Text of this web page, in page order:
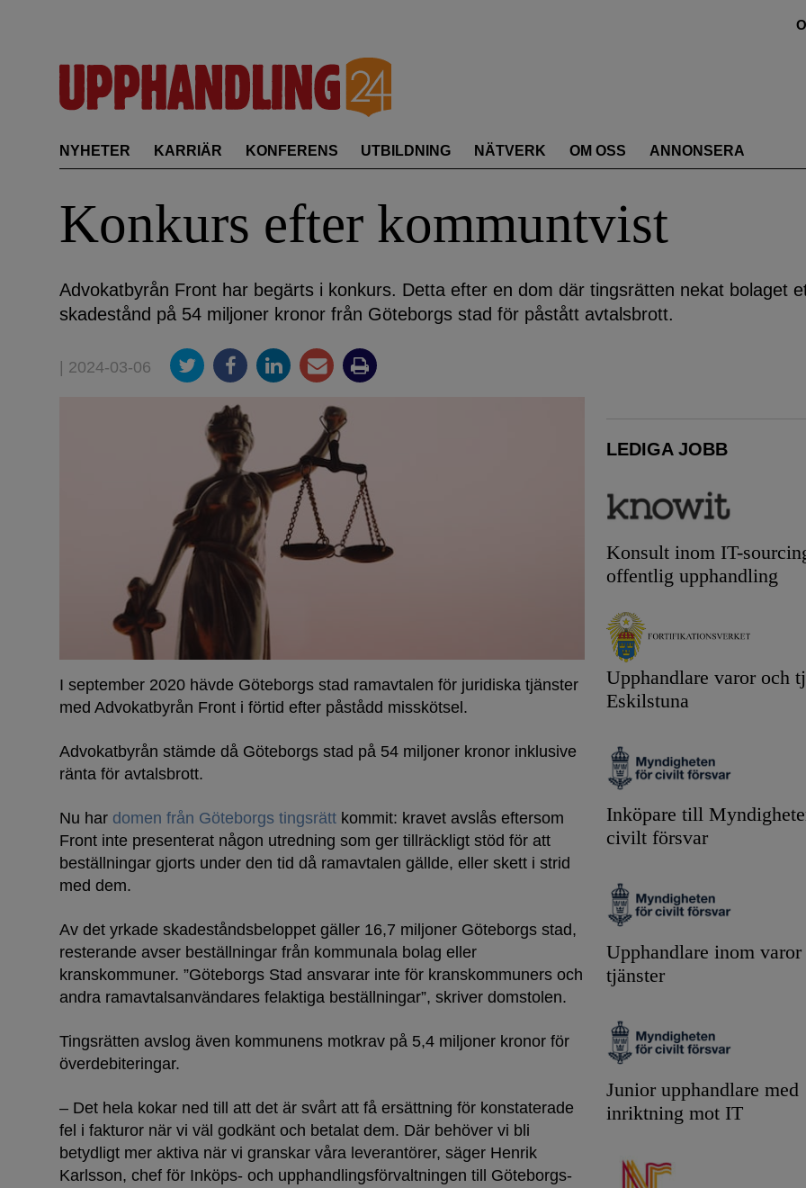
NYHETER KARRIÄR KONFERENS UTBILDNING NÄTVERK OM OSS ANNONSERA
Konkurs efter kommuntvist
Advokatbyrån Front har begärts i konkurs. Detta efter en dom där tingsrätten nekat bolaget
skadestånd på 54 miljoner kronor från Göteborgs stad för påstått avtalsbrott.
| 2024-03-06
I september 2020 hävde Göteborgs stad ramavtalen för juridiska tjänster
med Advokatbyrån Front i förtid efter påstådd misskötsel.
Advokatbyrån stämde då Göteborgs stad på 54 miljoner kronor inklusive
ränta för avtalsbrott.
Nu har domen från Göteborgs tingsrätt kommit: kravet avslås eftersom
Front inte presenterat någon utredning som ger tillräckligt stöd för att
beställningar gjorts under den tid då ramavtalen gällde, eller skett i strid
med dem.
Av det yrkade skadeståndsbeloppet gäller 16,7 miljoner Göteborgs stad,
resterande avser beställningar från kommunala bolag eller
kranskommuner. ”Göteborgs Stad ansvarar inte för kranskommuners och
andra ramavtalsanvändares felaktiga beställningar”, skriver domstolen.
Tingsrätten avslog även kommunens motkrav på 5,4 miljoner kronor för
överdebiteringar.
– Det hela kokar ned till att det är svårt att få ersättning för konstaterade
fel i fakturor när vi väl godkänt och betalat dem. Där behöver vi bli
betydligt mer aktiva när vi granskar våra leverantörer, säger Henrik
Karlsson, chef för Inköps- och upphandlingsförvaltningen till Göteborgs-
LEDIGA JOBB
Konsult inom IT-
offentlig upphandling
Upphandlare varor och
Eskilstuna
Inköpare till
civilt försvar
Upphandlare inom varor
tjänster
Junior upphandlare med
inriktning mot IT